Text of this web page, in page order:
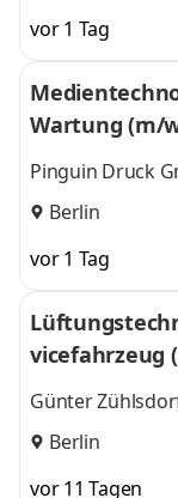
vor 1 Tag
Wartung (m/
Pinguin Druck
Berlin
vor 1 Tag
vicefahrzeug
Günter
Berlin
vor 11 Tagen